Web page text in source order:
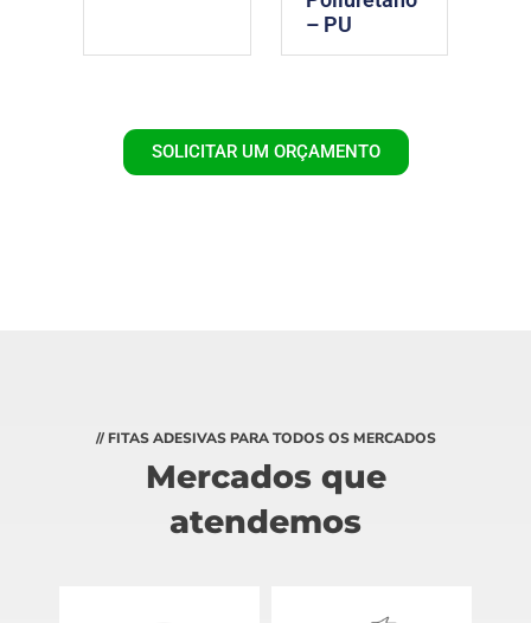
– PU
SOLICITAR UM ORÇAMENTO
// FITAS ADESIVAS PARA TODOS OS MERCADOS
Mercados que
atendemos